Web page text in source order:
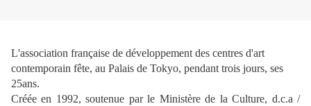
L'association française de développement des centres d'art
contemporain fête, au Palais de Tokyo, pendant trois jours, ses
25ans.
Créée en 1992, soutenue par le Ministère de la Culture, d.c.a /